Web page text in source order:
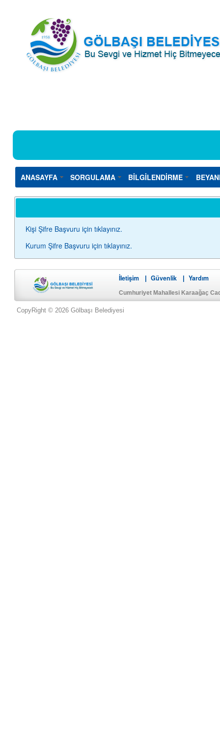
ANASAYFA SORGULAMA BİLGİLENDİRME
Kişi Şifre Başvuru için tıklayınız.
Kurum Şifre Başvuru için tıklayınız.
İletişim Güvenlik Yardım
Cumhuriyet Mahallesi Karaağaç
CopyRight © 2026 Gölbaşı Belediyesi